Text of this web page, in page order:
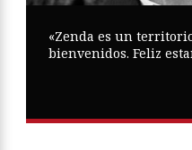
«Zenda es un
bienvenidos. Feliz